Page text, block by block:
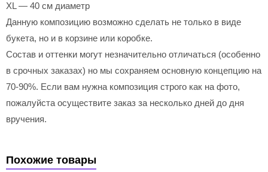
XL — 40 см диаметр
Данную композицию возможно сделать не только в виде
букета, но и в корзине или коробке.
Состав и оттенки могут незначительно отличаться (особенно
в срочных заказах) но мы сохраняем основную концепцию на
70-90%. Если вам нужна композиция строго как на фото,
пожалуйста осуществите заказ за несколько дней до дня
вручения.
Похожие товары